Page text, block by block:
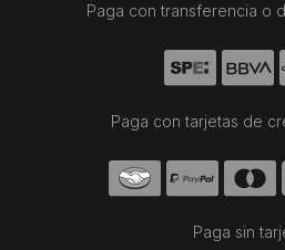
Paga con transferencia o
Paga con tarjetas de
Paga sin